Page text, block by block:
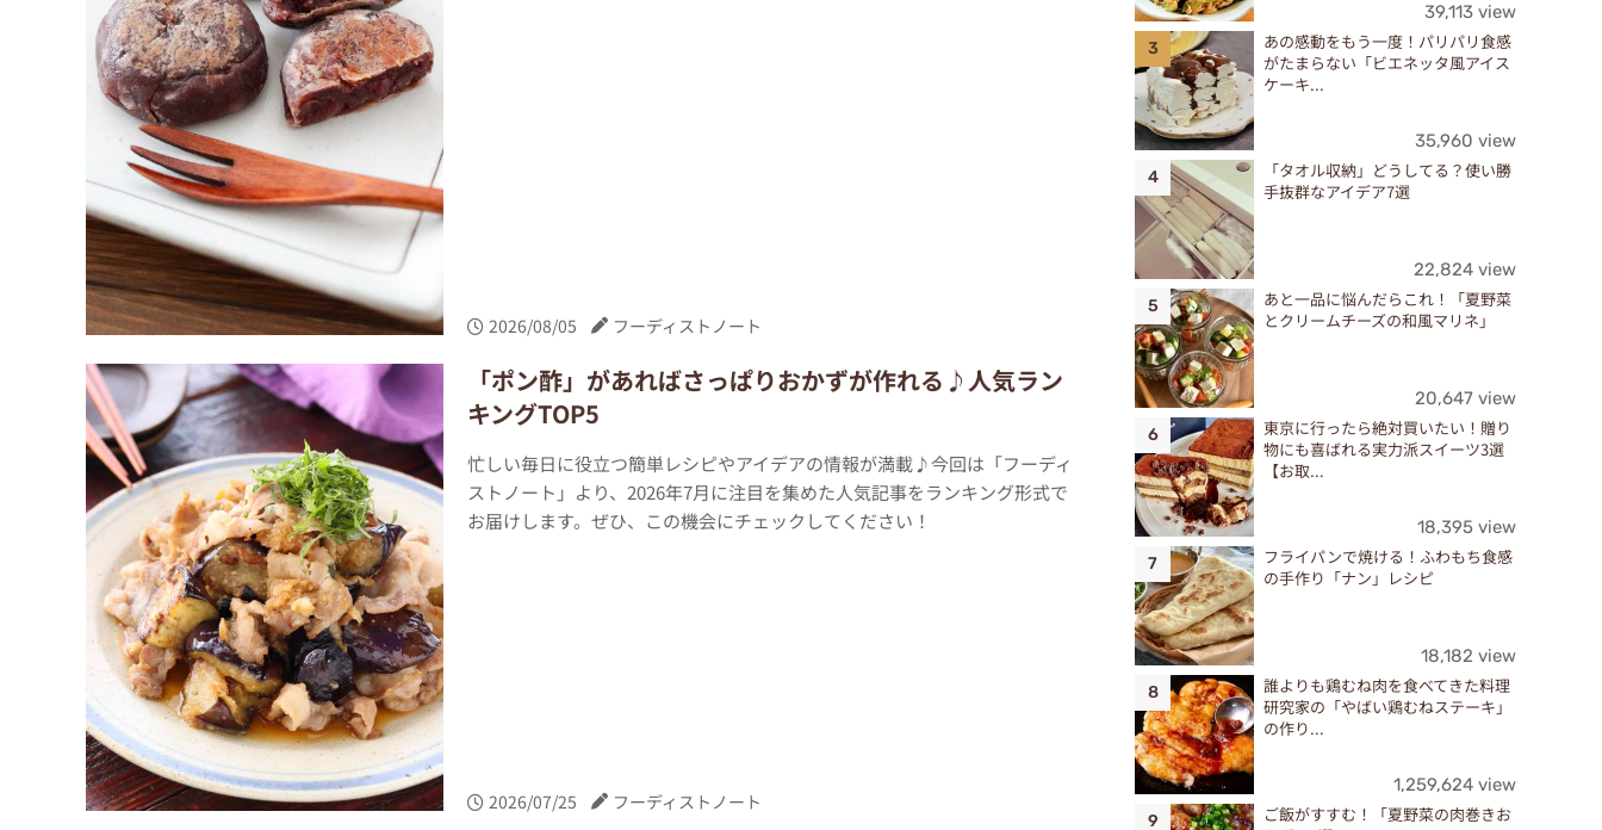
2026/08/05 フーディストノート
「ポン酢」があればさっぱりおかずが作れる♪人気ラン
キングTOP5
忙しい毎日に役立つ簡単レシピやアイデアの情報が満載♪今回は「フーディ
ストノート」より、2026年7月に注目を集めた人気記事をランキング形式で
お届けします。ぜひ、この機会にチェックしてください！
2026/07/25 フーディストノート
39,113 view
あの感動をもう一度！パリパリ食感
がたまらない「ビエネッタ風アイス
ケーキ...
35,960 view
「タオル収納」どうしてる？使い勝
手抜群なアイデア7選
22,824 view
あと一品に悩んだらこれ！「夏野菜
とクリームチーズの和風マリネ」
20,647 view
東京に行ったら絶対買いたい！贈り
物にも喜ばれる実力派スイーツ3選
【お取...
18,395 view
フライパンで焼ける！ふわもち食感
の手作り「ナン」レシピ
18,182 view
誰よりも鶏むね肉を食べてきた料理
研究家の「やばい鶏むねステーキ」
の作り...
1,259,624 view
ご飯がすすむ！「夏野菜の肉巻きお